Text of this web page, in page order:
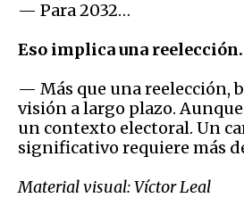
— Para 2032…
Eso implica una
— Más que una reelección,
visión a largo plazo.
un contexto electoral. Un
significativo requiere más
Material visual: Víctor Leal